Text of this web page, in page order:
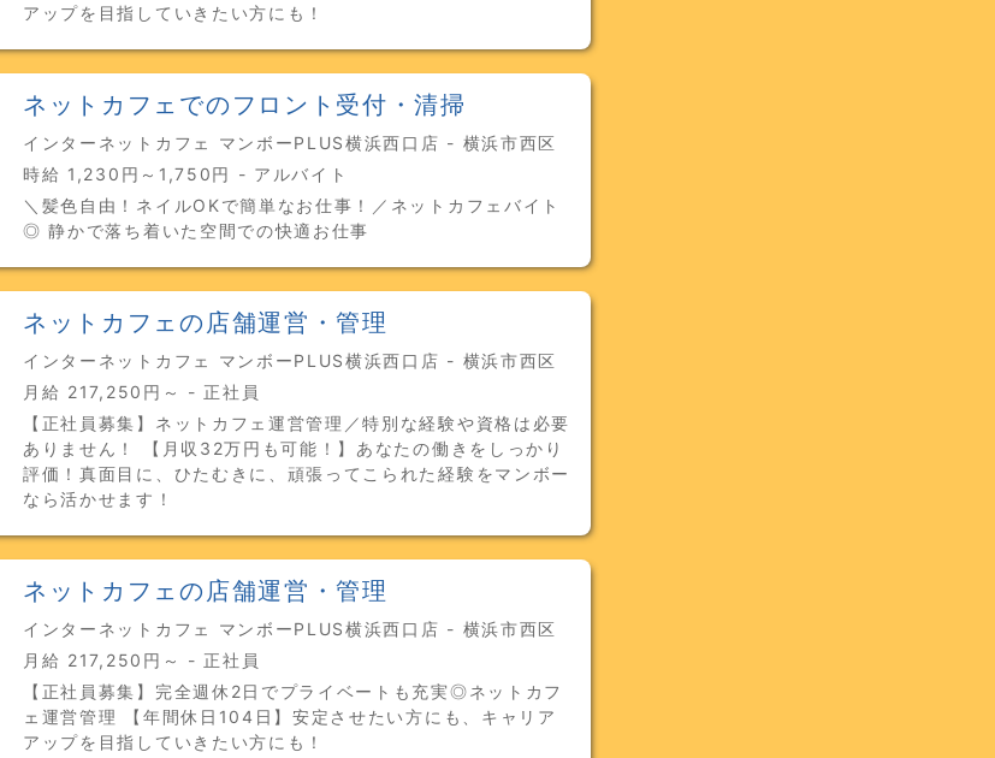
アップを目指していきたい方にも！
ネットカフェでのフロント受付・清掃
インターネットカフェ マンボーPLUS横浜西口店 - 横浜市西区
時給 1,230円～1,750円 - アルバイト
＼髪色自由！ネイルOKで簡単なお仕事！／ネットカフェバイト
◎ 静かで落ち着いた空間での快適お仕事
ネットカフェの店舗運営・管理
インターネットカフェ マンボーPLUS横浜西口店 - 横浜市西区
月給 217,250円～ - 正社員
【正社員募集】ネットカフェ運営管理／特別な経験や資格は必要
ありません！ 【月収32万円も可能！】あなたの働きをしっかり
評価！真面目に、ひたむきに、頑張ってこられた経験をマンボー
なら活かせます！
ネットカフェの店舗運営・管理
インターネットカフェ マンボーPLUS横浜西口店 - 横浜市西区
月給 217,250円～ - 正社員
【正社員募集】完全週休2日でプライベートも充実◎ネットカフ
ェ運営管理 【年間休日104日】安定させたい方にも、キャリア
アップを目指していきたい方にも！